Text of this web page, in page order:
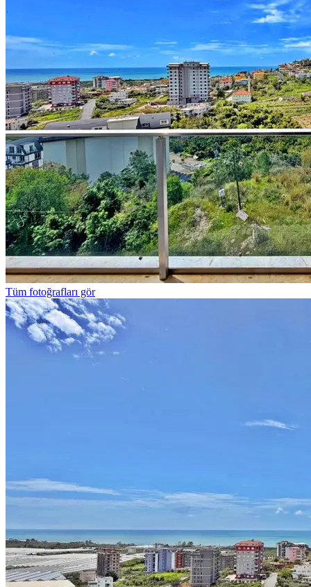
Tüm fotoğrafları gör